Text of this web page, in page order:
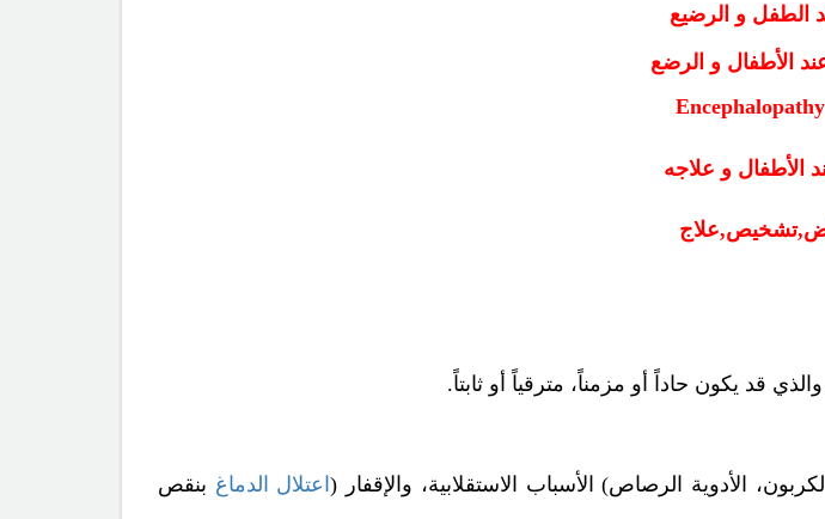
الطفل و الرضيع
الأطفال و الرضع
الأطفال و علاجه
قد يكون حاداً أو مزمناً، مترقياً أو ثابتاً.
الأدوية الرصاص) الأسباب الاستقلابية، والإقفار (اعتلال الدماغ بنقص